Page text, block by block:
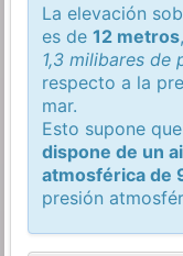
La elevación
es de12 metros
1,3 milibares de
respecto a la
mar.
Esto supone que
dispone de un
atmosférica de
presión